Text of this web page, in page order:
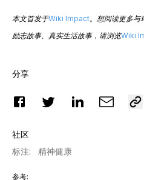
本文首发于Wiki Impact。想阅读更多与
励志故事、真实生活故事，请浏览Wiki
分享
社区
标注: 精神健康
参考: